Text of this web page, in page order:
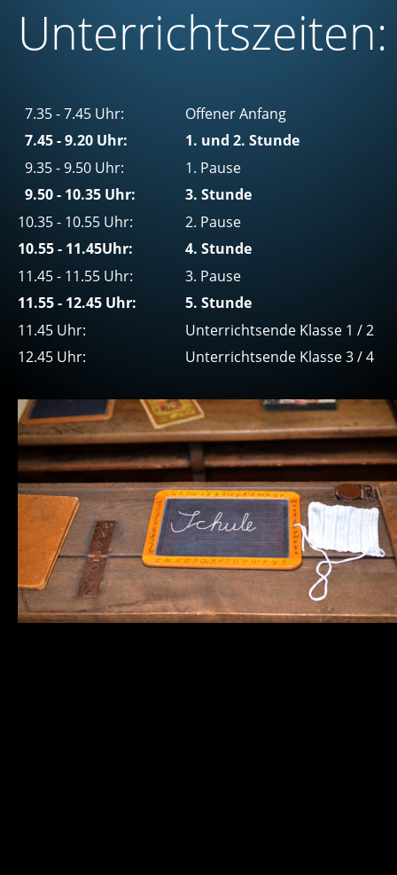
Unterrichtszeiten:
  7.35 - 7.45 Uhr:
Offener Anfang
7.45 - 9.20 Uhr:
1. und 2. Stunde
  9.35 - 9.50 Uhr:
1. Pause
  9.50 - 10.35 Uhr:
3. Stunde
10.35 - 10.55 Uhr:
2. Pause
10.55 - 11.45Uhr:
4. Stunde
11.45 - 11.55 Uhr:
3. Pause
11.55 - 12.45 Uhr:
5. Stunde
11.45 Uhr:
Unterrichtsende Klasse 1 / 2
12.45 Uhr:
Unterrichtsende Klasse 3 / 4